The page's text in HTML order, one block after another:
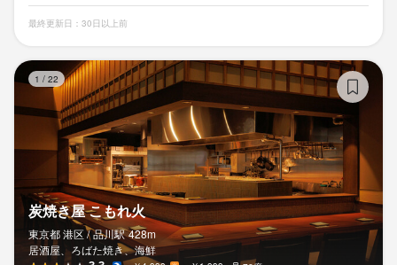
最終更新日：30日以上前
1 / 22
炭焼き屋 こもれ火
東京都 港区 / 品川駅 428m
居酒屋、ろばた焼き、海鮮